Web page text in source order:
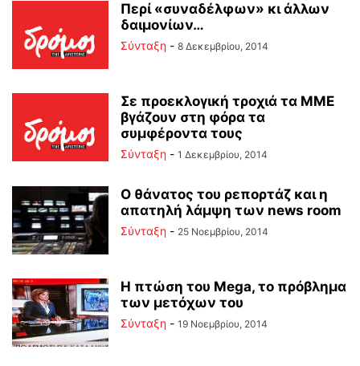
Περί «συναδέλφων» κι άλλων
δαιμονίων…
Σύνταξη - 8 Δεκεμβρίου, 2014
Σε προεκλογική τροχιά τα ΜΜΕ
βγάζουν στη φόρα τα
συμφέροντα τους
Σύνταξη - 1 Δεκεμβρίου, 2014
Ο θάνατος του ρεπορτάζ και η
απατηλή λάμψη των news room
Σύνταξη - 25 Νοεμβρίου, 2014
Η πτώση του Mega, το πρόβλημα
των μετόχων του
Σύνταξη - 19 Νοεμβρίου, 2014